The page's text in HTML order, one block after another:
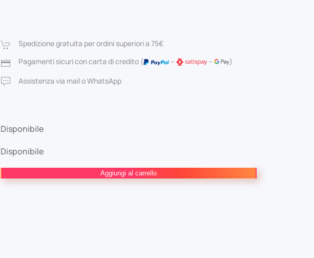
originale
era:
34,00 €.
attuale
è:
Spedizione gratuita per ordini superiori a 75€
Pagamenti sicuri con carta di credito (
– –
)
Assistenza via mail o WhatsApp
Disponibile
Disponibile
Shadow
Aggiungi al carrello